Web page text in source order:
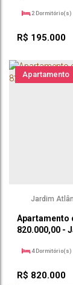
R$ 195.000
2 Dormitório(s)
Apartamento
Apartamento
820.000,00 -
R$ 820.000
Jardim
4 Dormitório(s)